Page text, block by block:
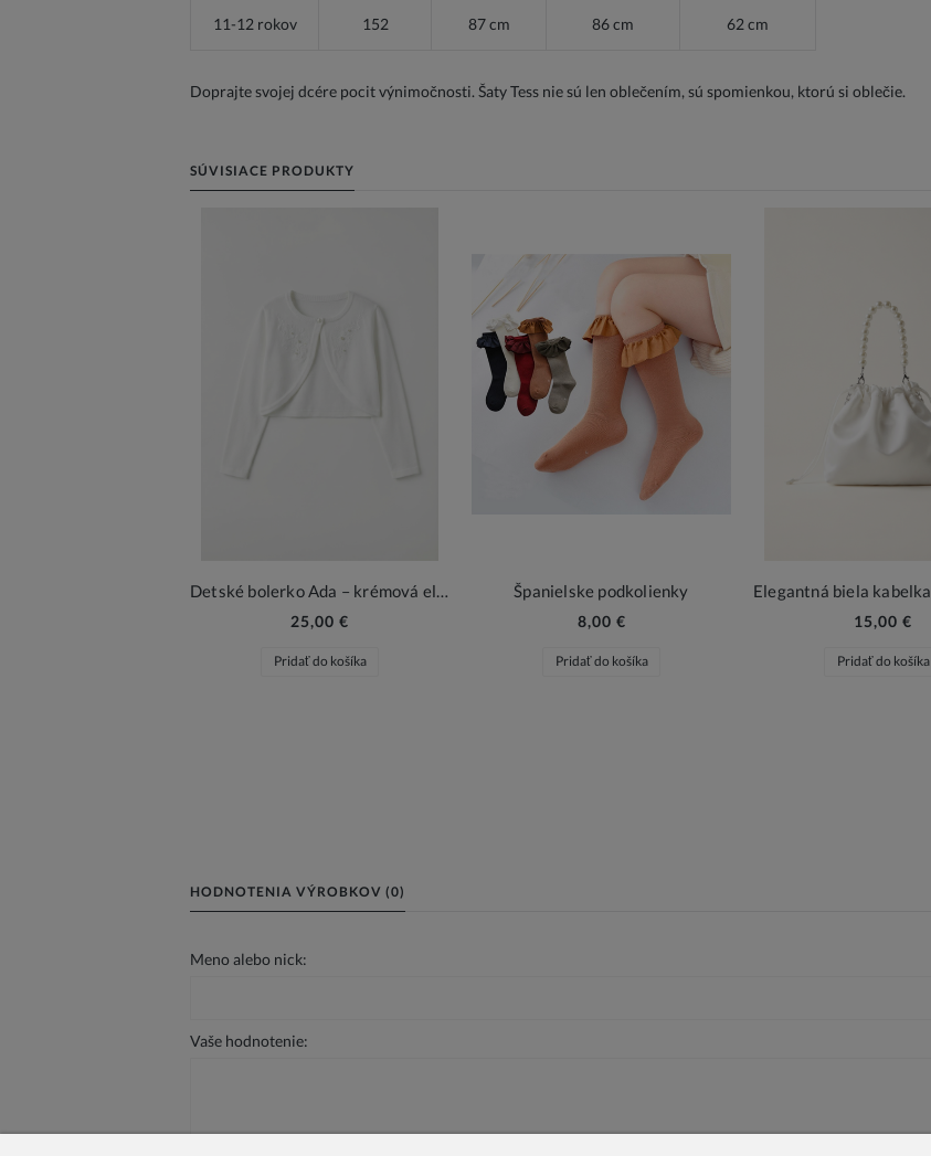
11-12 rokov 152 87 cm 86 cm 62 cm
Doprajte svojej dcére pocit výnimočnosti. Šaty Tess nie sú len oblečením, sú spomienkou, ktorú si oblečie.
SÚVISIACE PRODUKTY
Detské bolerko Ada – krémová elegancia pre dievčatá
25,00 €
Pridať do košíka
Španielske podkolienky
8,00 €
Pridať do košíka
15,00 €
Pridať do košíka
HODNOTENIA VÝROBKOV (0)
Meno alebo nick:
Vaše hodnotenie: